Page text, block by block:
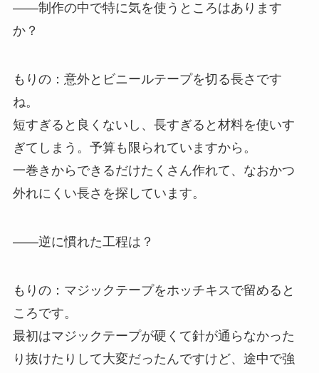
——制作の中で特に気を使うところはあります
か？
もりの：意外とビニールテープを切る長さです
ね。
短すぎると良くないし、長すぎると材料を使いす
ぎてしまう。予算も限られていますから。
一巻きからできるだけたくさん作れて、なおかつ
外れにくい長さを探しています。
——逆に慣れた工程は？
もりの：マジックテープをホッチキスで留めると
ころです。
最初はマジックテープが硬くて針が通らなかった
り抜けたりして大変だったんですけど、途中で強